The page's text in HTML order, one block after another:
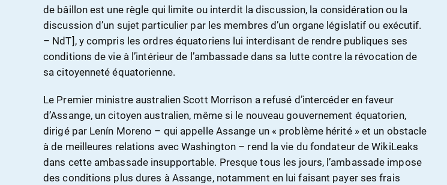
de bâillon est une règle qui limite ou interdit la discussion, la considération ou la
discussion d’un sujet particulier par les membres d’un organe législatif ou exécutif.
– NdT], y compris les ordres équatoriens lui interdisant de rendre publiques ses
conditions de vie à l’intérieur de l’ambassade dans sa lutte contre la révocation de
sa citoyenneté équatorienne.
Le Premier ministre australien Scott Morrison a refusé d’intercéder en faveur
d’Assange, un citoyen australien, même si le nouveau gouvernement équatorien,
dirigé par Lenín Moreno – qui appelle Assange un « problème hérité » et un obstacle
à de meilleures relations avec Washington – rend la vie du fondateur de WikiLeaks
dans cette ambassade insupportable. Presque tous les jours, l’ambassade impose
des conditions plus dures à Assange, notamment en lui faisant payer ses frais